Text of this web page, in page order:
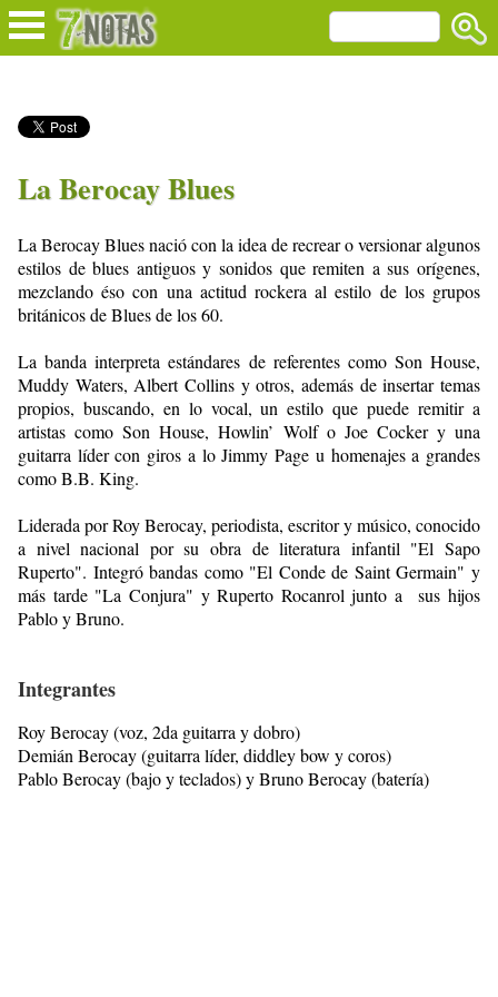
La Berocay Blues
La Berocay Bluesnació con la idea de recrear o versionar algunos
estilos de blues antiguos y sonidos que remiten a sus orígenes,
mezclando éso con una actitud rockera al estilo de los grupos
británicos de Blues de los 60.
La banda interpreta estándares de referentes como Son House,
Muddy Waters, Albert Collins y otros, además de insertar temas
propios, buscando, en lo vocal, un estilo que puede remitir a
artistas como Son House, Howlin’ Wolf o Joe Cocker y una
guitarra líder con giros a lo Jimmy Page u homenajes a grandes
como B.B. King.
Liderada por Roy Berocay, periodista, escritor y músico, conocido
a nivel nacional por su obra de literatura infantil "El Sapo
Ruperto". Integró bandas como "El Conde de Saint Germain" y
más tarde "La Conjura" y Ruperto Rocanrol junto a
sus hijos
Pablo y Bruno.
Integrantes
Roy Berocay (voz, 2da guitarra y dobro)
Demián Berocay (guitarra líder, diddley bow y coros)
Pablo Berocay (bajo y teclados) y Bruno Berocay (batería)